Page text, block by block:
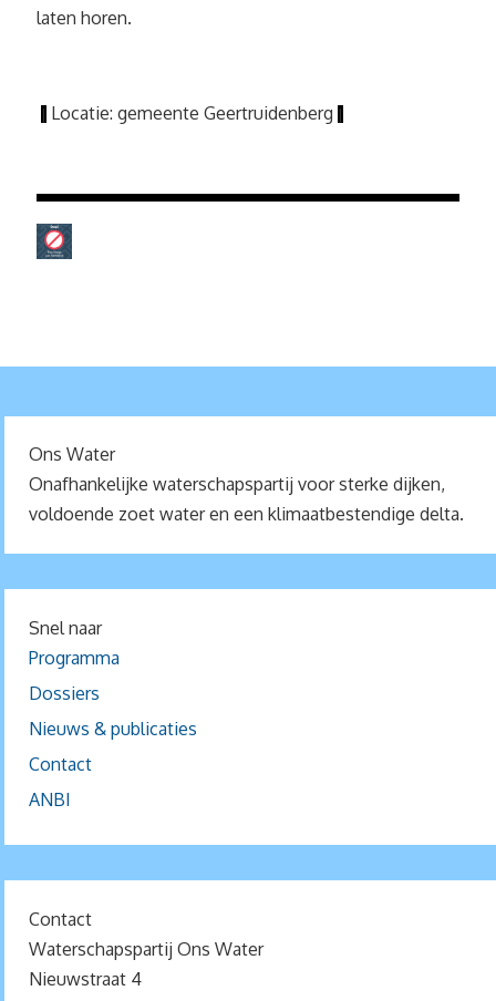
laten horen.
| Locatie: gemeente Geertruidenberg |
Ons Water
Onafhankelijke waterschapspartij voor sterke dijken,
voldoende zoet water en een klimaatbestendige delta.
Snel naar
Programma
Dossiers
Nieuws & publicaties
Contact
ANBI
Contact
Waterschapspartij Ons Water
Nieuwstraat 4